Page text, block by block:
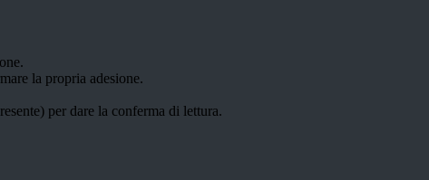
la propria adesione.
per dare la conferma di lettura.